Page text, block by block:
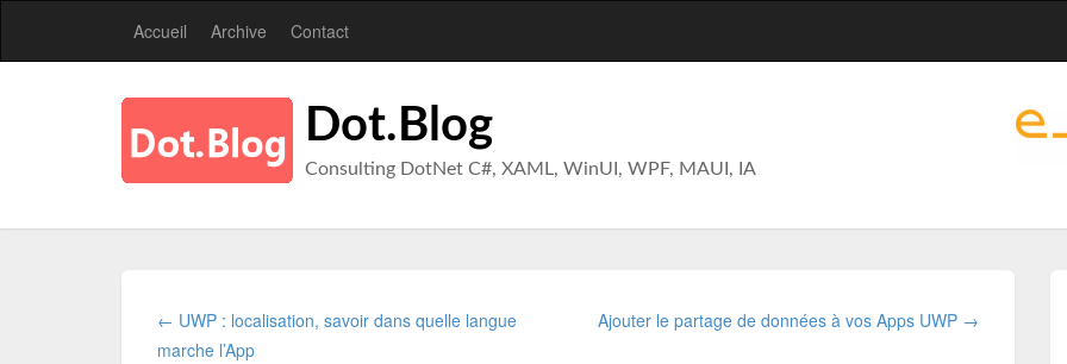
Accueil Archive Contact
Dot.Blog
Consulting DotNet C#, XAML, WinUI, WPF, MAUI, IA
← UWP : localisation, savoir dans quelle langue
marche l’App
Ajouter le partage de données à vos Apps UWP →